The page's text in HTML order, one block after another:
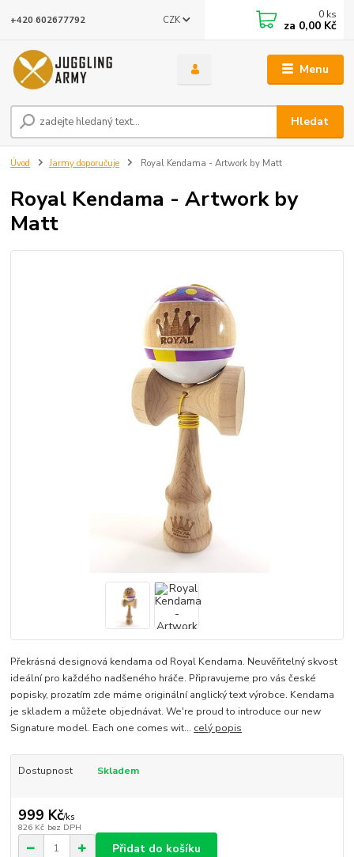
Menu
CZK
Hledat
+420 602677792 0 ks
za 0,00 Kč
Úvod Jarmy doporučuje Royal Kendama - Artwork by Matt
Royal Kendama - Artwork by
Matt
Překrásná designová kendama od Royal Kendama. Neuvěřitelný skvost
ideální pro každého nadšeného hráče. Připravujeme pro vás české
popisky, prozatím zde máme originální anglický text výrobce. Kendama
je skladem a můžete objednávat. We're proud to introduce our new
Signature model. Each one comes wit... celý popis
Dostupnost Skladem
999 Kč/ks
826 Kč bez DPH
Přidat do košíku